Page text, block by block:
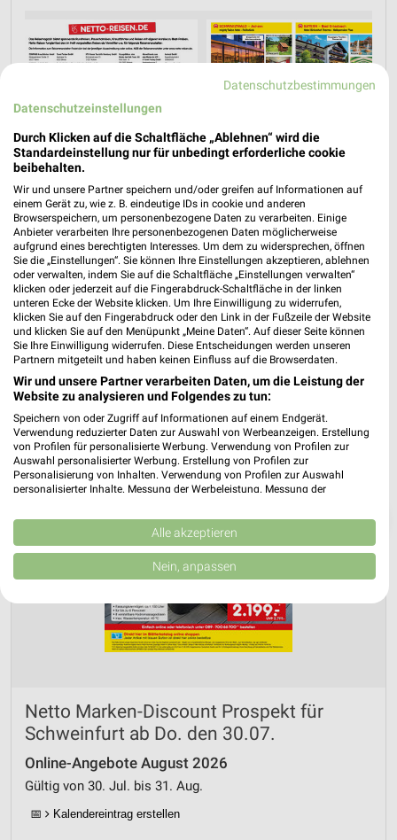
Jetzt alle "Urlaub & Reisen" Themen entdecken!
❯
Netto Marken-Discount Prospekt für
Schweinfurt ab Do. den 30.07.
Online-Angebote August 2026
Gültig von 30. Jul. bis 31. Aug.
📅 Kalendereintrag erstellen
Datenschutzbestimmungen
Datenschutzeinstellungen
Durch Klicken auf die Schaltfläche „Ablehnen“ wird die
Standardeinstellung nur für unbedingt erforderliche cookie
beibehalten.
Wir und unsere Partner speichern und/oder greifen auf Informationen auf
einem Gerät zu, wie z. B. eindeutige IDs in cookie und anderen
Browserspeichern, um personenbezogene Daten zu verarbeiten. Einige
Anbieter verarbeiten Ihre personenbezogenen Daten möglicherweise
aufgrund eines berechtigten Interesses. Um dem zu widersprechen, öffnen
Sie die „Einstellungen“. Sie können Ihre Einstellungen akzeptieren, ablehnen
oder verwalten, indem Sie auf die Schaltfläche „Einstellungen verwalten“
klicken oder jederzeit auf die Fingerabdruck-Schaltfläche in der linken
unteren Ecke der Website klicken. Um Ihre Einwilligung zu widerrufen,
klicken Sie auf den Fingerabdruck oder den Link in der Fußzeile der Website
und klicken Sie auf den Menüpunkt „Meine Daten“. Auf dieser Seite können
Sie Ihre Einwilligung widerrufen. Diese Entscheidungen werden unseren
Partnern mitgeteilt und haben keinen Einfluss auf die Browserdaten.
Wir und unsere Partner verarbeiten Daten, um die Leistung der
Website zu analysieren und Folgendes zu tun:
Speichern von oder Zugriff auf Informationen auf einem Endgerät.
Verwendung reduzierter Daten zur Auswahl von Werbeanzeigen. Erstellung
von Profilen für personalisierte Werbung. Verwendung von Profilen zur
Auswahl personalisierter Werbung. Erstellung von Profilen zur
Personalisierung von Inhalten. Verwendung von Profilen zur Auswahl
personalisierter Inhalte. Messung der Werbeleistung. Messung der
Kombinationen von Daten aus verschiedenen Quellen. Entwicklung und
Verbesserung der Angebote. Verwendung reduzierter Daten zur Auswahl
von Inhalten.
Daten können außerhalb der Europäischen Union weitergegeben und in die
USA gesendet werden.
Website/App.
Partnerliste anzeigen (1 IAB-Anbieter)
Wir nutzen Ihre Daten für folgende Zwecke:
Speichern von oder Zugriff auf Informationen
auf einem Endgerät
Verwendung reduzierter Daten zur Auswahl von
Werbeanzeigen
Werbung
Alle akzeptieren
Nein, anpassen